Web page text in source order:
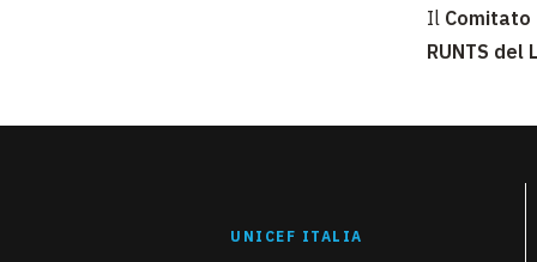
Il Comitato
RUNTS del
UNICEF ITALIA